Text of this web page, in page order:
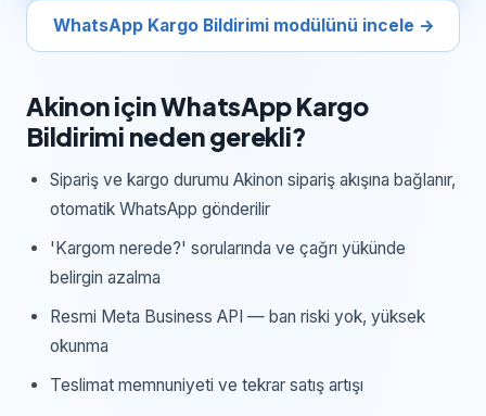
WhatsApp Kargo Bildirimi modülünü incele →
AkinoniçinWhatsApp Kargo
Bildirimi neden gerekli?
Sipariş ve kargo durumu Akinon sipariş akışına bağlanır,
otomatik WhatsApp gönderilir
'Kargom nerede?' sorularında ve çağrı yükünde
belirgin azalma
Resmi Meta Business API — ban riski yok, yüksek
okunma
Teslimat memnuniyeti ve tekrar satış artışı